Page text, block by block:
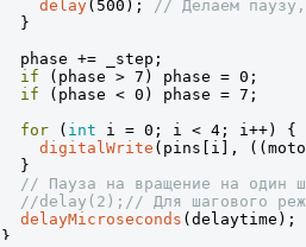
delay(500);
// Делаем паузу,
  }
  phase += _step;
if (phase > 7) phase = 0;
if (phase < 0) phase = 7;
for ( int i = 0; i < 4; i++) {
digitalWrite (pins[i],
  }
// Пауза на вращение на один
//delay(2);// Для шагового
delayMicroseconds (delaytime);
}